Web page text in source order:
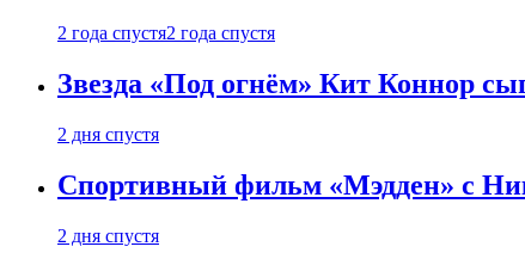
2 года спустя2 года спустя
Звезда «Под огнём» Кит Коннор
2 дня спустя
Спортивный фильм «Мэдден» с
2 дня спустя